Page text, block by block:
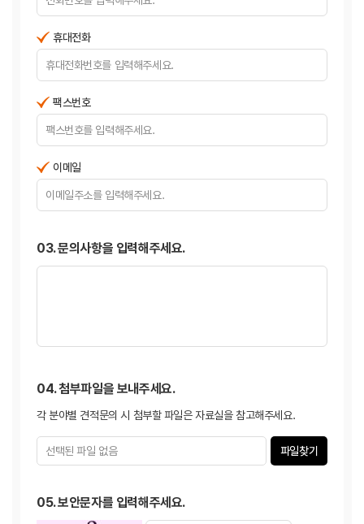
휴대전화
팩스번호
이메일
03. 문의사항을 입력해주세요.
04. 첨부파일을 보내주세요.
각 분야별 견적문의 시 첨부할 파일은 자료실을 참고해주세요.
파일찾기
05. 보안문자를 입력해주세요.